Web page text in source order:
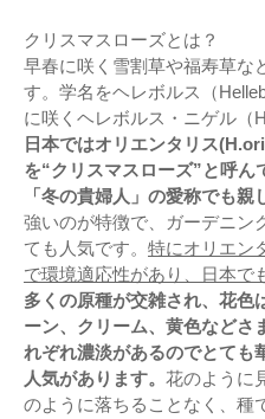
クリスマスローズとは？
早春に咲く雪割草や福寿草な
す。学名をヘレボルス（
に咲くヘレボルス・ニゲル（
日本ではオリエンタリス
を“クリスマスローズ”と呼ん
「冬の貴婦人」の愛称でも親
強いのが特徴で、ガーデニン
ても人気です。 特にオリエン
で環境適応性があり、日本で
多くの原種が交雑され、花色
ーン、クリーム、黄色などさ
れぞれ濃淡があるのでとても
人気があります。 花のように
のように落ちることなく、種